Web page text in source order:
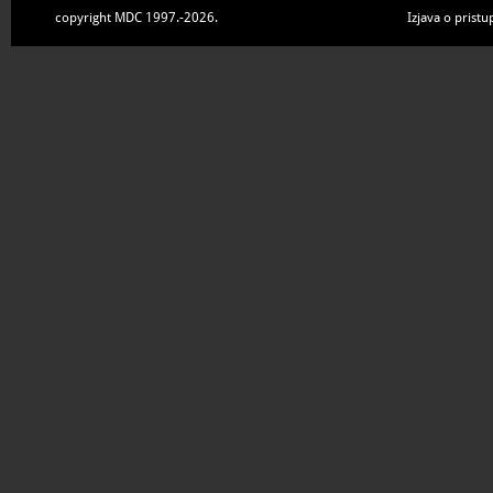
copyright MDC 1997.-2026. Izjava o